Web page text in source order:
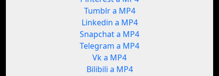
Tumblr a MP4
Linkedin a MP4
Snapchat a MP4
Telegram a MP4
Vk a MP4
Bilibili a MP4